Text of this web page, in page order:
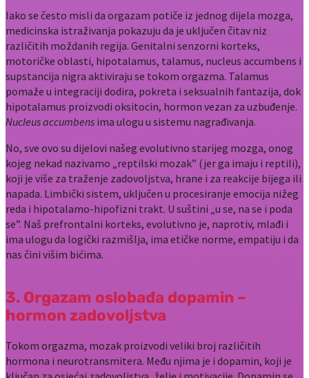
Iako se često misli da orgazam potiče iz jednog dijela mozga,
medicinska istraživanja pokazuju da je uključen čitav niz
različitih moždanih regija. Genitalni senzorni korteks,
motoričke oblasti, hipotalamus, talamus, nucleus accumbens i
supstancija nigra aktiviraju se tokom orgazma. Talamus
pomaže u integraciji dodira, pokreta i seksualnih fantazija, dok
hipotalamus proizvodi oksitocin, hormon vezan za uzbuđenje.
Nucleus accumbens ima ulogu u sistemu nagrađivanja.
No, sve ovo su dijelovi našeg evolutivno starijeg mozga, onog
kojeg nekad nazivamo „reptilski mozak” (jer ga imaju i reptili),
koji je više za traženje zadovoljstva, hrane i za reakcije bijega ili
napada. Limbički sistem, uključen u procesiranje emocija nižeg
reda i hipotalamo-hipofizni trakt. U suštini „u se, na se i poda
se”. Naš prefrontalni korteks, evolutivno je, naprotiv, mlađi i
ima ulogu da logički razmišlja, ima etičke norme, empatiju i da
nas čini višim bićima.
3. Orgazam oslobađa dopamin –
hormon zadovoljstva
Tokom orgazma, mozak proizvodi veliki broj različitih
hormona i neurotransmitera. Među njima je i dopamin, koji je